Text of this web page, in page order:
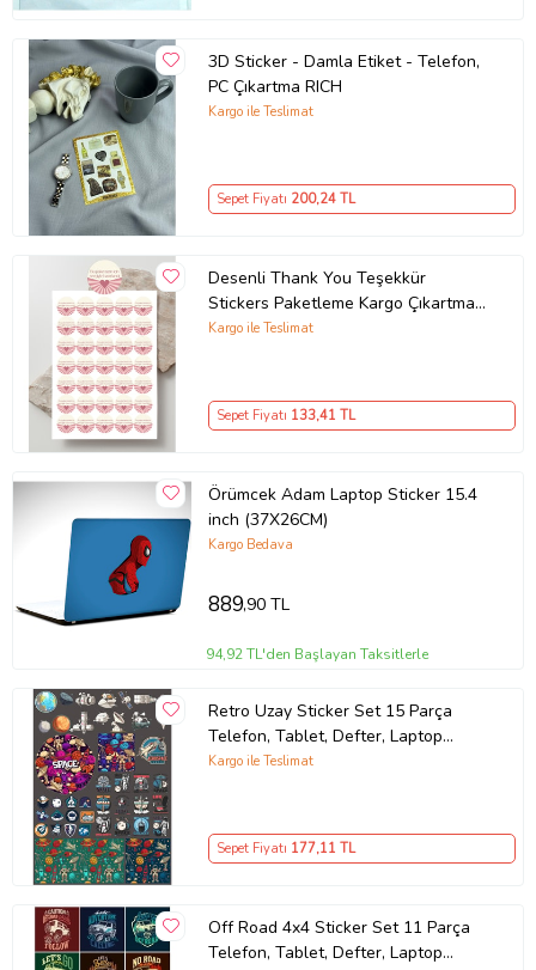
Ürün Kodu:kcm76048289
3D Sticker - Damla Etiket - Telefon,
PC Çıkartma RICH
Kargo ile Teslimat
Sepet Fiyatı 200,24 TL
Desenli Thank You Teşekkür
Stickers Paketleme Kargo Çıkartma
PYTKSTK110
Kargo ile Teslimat
Sepet Fiyatı 133,41 TL
Örümcek Adam Laptop Sticker 15.4
inch (37X26CM)
Kargo Bedava
889,90 TL
94,92 TL'den Başlayan Taksitlerle
Retro Uzay Sticker Set 15 Parça
Telefon, Tablet, Defter, Laptop
Sticker
Kargo ile Teslimat
Sepet Fiyatı 177,11 TL
Off Road 4x4 Sticker Set 11 Parça
Telefon, Tablet, Defter, Laptop